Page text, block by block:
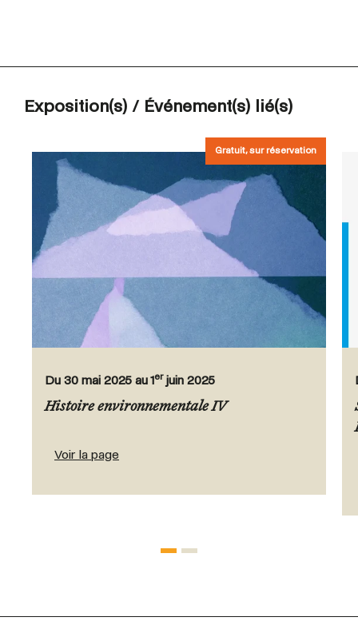
Exposition(s) / Événement(s) lié(s)
Gratuit, sur réservation
Histoire environnementale IV
Du 30 mai 2025 au 1erjuin 2025
Voir la page